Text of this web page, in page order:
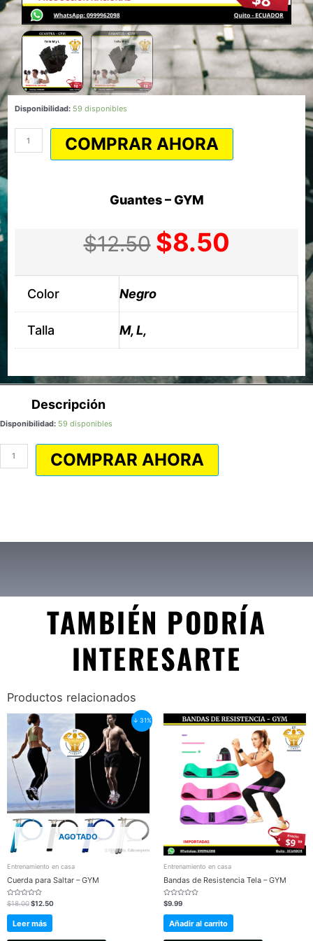
Disponibilidad: 59 disponibles
Guantes
cantidad
COMPRAR AHORA
Guantes – GYM
$12.50 Original
price
$12.50.
$8.50 Current
$8.50.
Color Negro
Talla M, L,
Descripción
Disponibilidad: 59 disponibles
Guantes
cantidad
COMPRAR AHORA
TAMBIÉN PODRÍA
INTERESARTE
Productos relacionados
↓ 31%
AGOTADO
Entrenamiento en casa
Cuerda para Saltar – GYM
Valorado
en
0
de
$18.00
Original
price
was:
$18.00.
$12.50
$12.50.
Leer más
Entrenamiento en casa
Bandas de Resistencia Tela – GYM
Valorado
en
0
$9.99
Añadir al carrito